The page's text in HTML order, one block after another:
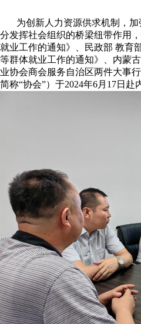
为创新人力资源供求机制，加
分发挥社会组织的桥梁纽带作用
就业工作的通知》、民政部 教育
等群体就业工作的通知》、内蒙
业协会商会服务自治区两件大事
简称“协会”）于2024年6月17日